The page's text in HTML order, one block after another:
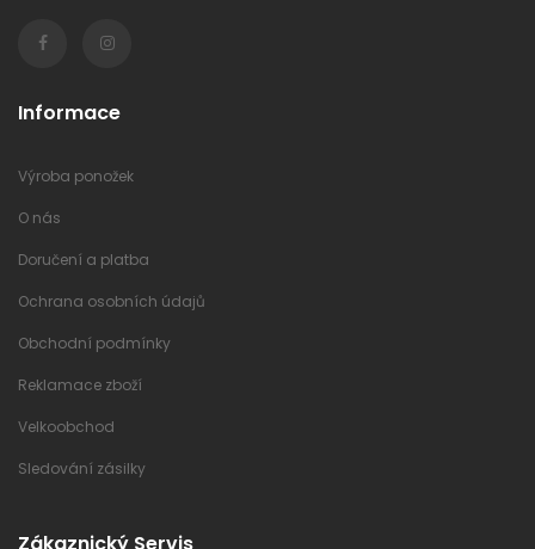
Informace
Výroba ponožek
O nás
Doručení a platba
Ochrana osobních údajů
Obchodní podmínky
Reklamace zboží
Velkoobchod
Sledování zásilky